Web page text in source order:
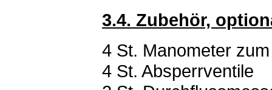
3.4. Zubehör,
4 St. Manometer
4 St. Absperrventile